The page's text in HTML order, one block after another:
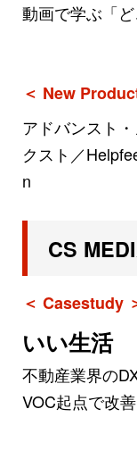
動画で学ぶ「
＜ New
アドバンスト
クスト／
n
CS
＜ Casestudy
いい生活
不動産業界の
VOC起点で改